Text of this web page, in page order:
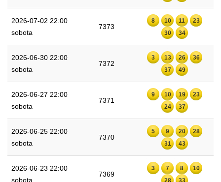
2026-07-02 22:00
sobota
7373
8 10 11
23
30
34
2026-06-30 22:00
sobota
7372
3 13 26
36
37
49
2026-06-27 22:00
sobota
7371
9 10 19
23
24
37
2026-06-25 22:00
sobota
7370
5 9 20
28
31
43
2026-06-23 22:00
sobota
7369
3 7 8
10
28
33